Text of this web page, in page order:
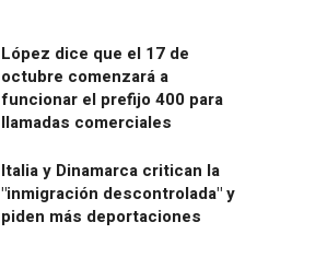
López dice que el 17 de
octubre comenzará a
funcionar el prefijo 400 para
llamadas comerciales
Italia y Dinamarca critican la
"inmigración descontrolada" y
piden más deportaciones